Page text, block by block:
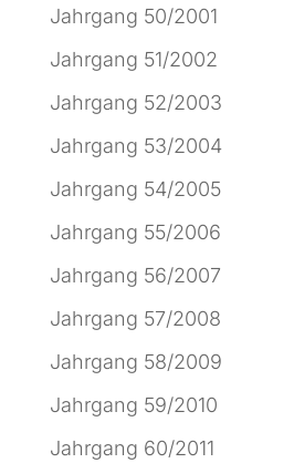
Jahrgang 50/2001
Jahrgang 51/2002
Jahrgang 52/2003
Jahrgang 53/2004
Jahrgang 54/2005
Jahrgang 55/2006
Jahrgang 56/2007
Jahrgang 57/2008
Jahrgang 58/2009
Jahrgang 59/2010
Jahrgang 60/2011